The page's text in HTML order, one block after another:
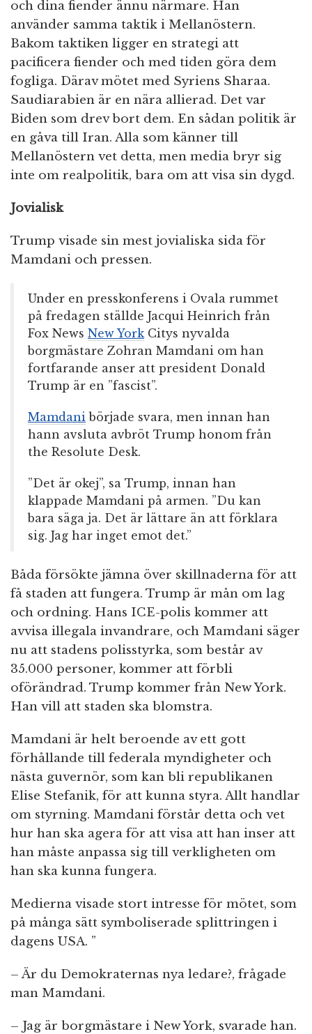
och dina fiender ännu närmare. Han
använder samma taktik i Mellanöstern.
Bakom taktiken ligger en strategi att
pacificera fiender och med tiden göra dem
fogliga. Därav mötet med Syriens Sharaa.
Saudiarabien är en nära allierad. Det var
Biden som drev bort dem. En sådan politik är
en gåva till Iran. Alla som känner till
Mellanöstern vet detta, men media bryr sig
inte om realpolitik, bara om att visa sin dygd.
Jovialisk
Trump visade sin mest jovialiska sida för
Mamdani och pressen.
Under en presskonferens i Ovala rummet
på fredagen ställde Jacqui Heinrich från
Fox News New York Citys nyvalda
borgmästare Zohran Mamdani om han
fortfarande anser att president Donald
Trump är en ”fascist”.
Mamdani började svara, men innan han
hann avsluta avbröt Trump honom från
the Resolute Desk.
”Det är okej”, sa Trump, innan han
klappade Mamdani på armen. ”Du kan
bara säga ja. Det är lättare än att förklara
sig. Jag har inget emot det.”
Båda försökte jämna över skillnaderna för att
få staden att fungera. Trump är mån om lag
och ordning. Hans ICE-polis kommer att
avvisa illegala invandrare, och Mamdani säger
nu att stadens polisstyrka, som består av
35.000 personer, kommer att förbli
oförändrad. Trump kommer från New York.
Han vill att staden ska blomstra.
Mamdani är helt beroende av ett gott
förhållande till federala myndigheter och
nästa guvernör, som kan bli republikanen
Elise Stefanik, för att kunna styra. Allt handlar
om styrning. Mamdani förstår detta och vet
hur han ska agera för att visa att han inser att
han måste anpassa sig till verkligheten om
han ska kunna fungera.
Medierna visade stort intresse för mötet, som
på många sätt symboliserade splittringen i
dagens USA. ”
– Är du Demokraternas nya ledare?, frågade
man Mamdani.
– Jag är borgmästare i New York, svarade han.